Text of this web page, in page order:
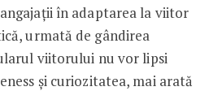
în adaptarea la viitor
urmată de gândirea
viitorului nu vor lipsi
și curiozitatea, mai arată